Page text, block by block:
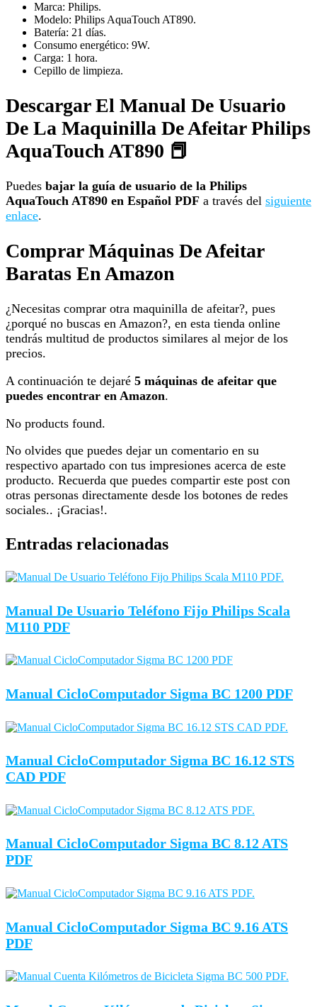
Marca: Philips.
Modelo: Philips AquaTouch AT890.
Batería: 21 días.
Consumo energético: 9W.
Carga: 1 hora.
Cepillo de limpieza.
Descargar El Manual De Usuario
De La Maquinilla De Afeitar Philips
AquaTouch AT890 📕
Puedes bajar la guía de usuario de la Philips
AquaTouch AT890 en Español PDF a través del siguiente
enlace.
Comprar Máquinas De Afeitar
Baratas En Amazon
¿Necesitas comprar otra maquinilla de afeitar?, pues
¿porqué no buscas en Amazon?, en esta tienda online
tendrás multitud de productos similares al mejor de los
precios.
A continuación te dejaré 5 máquinas de afeitar que
puedes encontrar en Amazon.
No products found.
No olvides que puedes dejar un comentario en su
respectivo apartado con tus impresiones acerca de este
producto. Recuerda que puedes compartir este post con
otras personas directamente desde los botones de redes
sociales.. ¡Gracias!.
Entradas relacionadas
Manual De Usuario Teléfono Fijo Philips Scala
M110 PDF
Manual CicloComputador Sigma BC 1200 PDF
Manual CicloComputador Sigma BC 16.12 STS
CAD PDF
Manual CicloComputador Sigma BC 8.12 ATS
PDF
Manual CicloComputador Sigma BC 9.16 ATS
PDF